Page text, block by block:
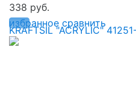
избранное сравнить
338 руб.